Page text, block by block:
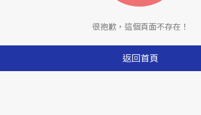
很抱歉，這個頁面不存在！
返回首頁